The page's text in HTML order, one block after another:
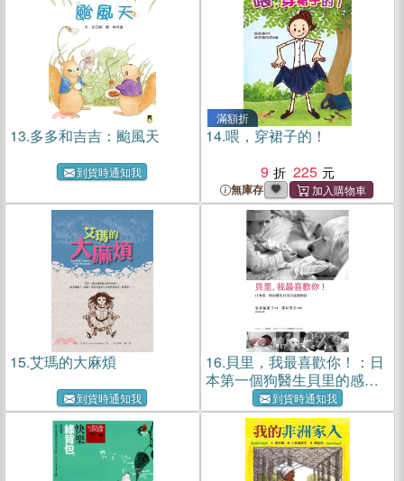
13.多多和吉吉：颱風天
到貨時通知我
滿額折
14.喂，穿裙子的！
9
225
無庫存
15.艾瑪的大麻煩
到貨時通知我
16.貝里，我最喜歡你！：日
本第一個狗醫生貝里的感動
到貨時通知我